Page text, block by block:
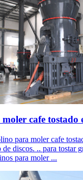
cafe tostado
para moler cafe
discos. .. para tostar
para moler ...